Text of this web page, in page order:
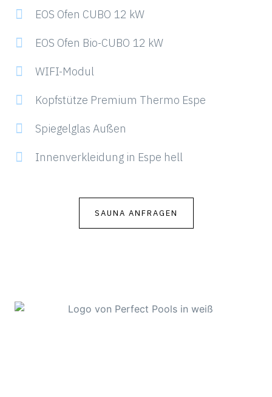
EOS Ofen CUBO 12 kW
EOS Ofen Bio-CUBO 12 kW
WIFI-Modul
Kopfstütze Premium Thermo Espe
Spiegelglas Außen
Innenverkleidung in Espe hell
SAUNA ANFRAGEN